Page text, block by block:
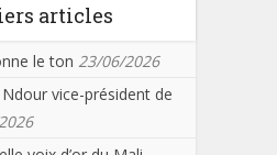
articles
le ton 23/06/2026
vice-président de